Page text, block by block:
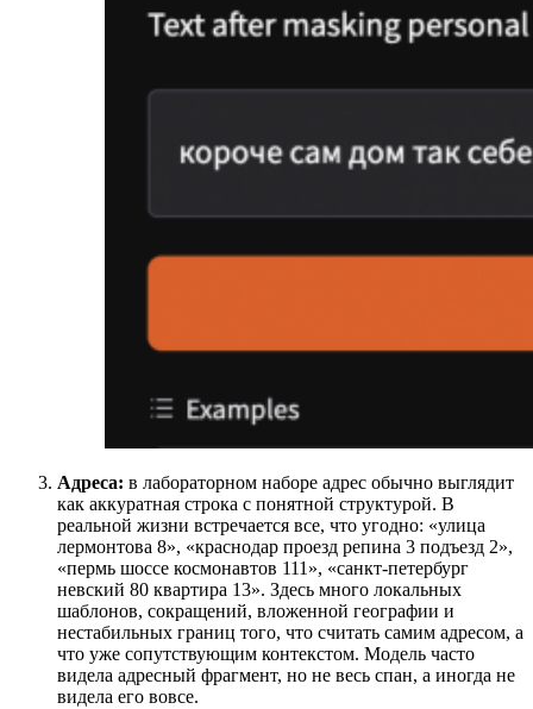
Адреса: в лабораторном наборе адрес обычно выглядит
как аккуратная строка с понятной структурой. В
реальной жизни встречается все, что угодно: «улица
лермонтова 8», «краснодар проезд репина 3 подъезд 2»,
«пермь шоссе космонавтов 111», «санкт-петербург
невский 80 квартира 13». Здесь много локальных
шаблонов, сокращений, вложенной географии и
нестабильных границ того, что считать самим адресом, а
что уже сопутствующим контекстом. Модель часто
видела адресный фрагмент, но не весь спан, а иногда не
видела его вовсе.